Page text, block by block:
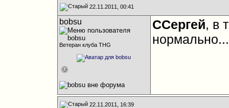
22.11.2011, 00:41
bobsu
Ветеран клуба THG
ССергей, в
нормально...
22.11.2011, 16:39